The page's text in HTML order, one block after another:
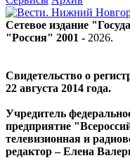
Сетевое издание
"Россия" 2001 - 2026.
Свидетельство о
22 августа 2014 года.
Учредитель
предприятие
телевизионная и
редактор – Елена